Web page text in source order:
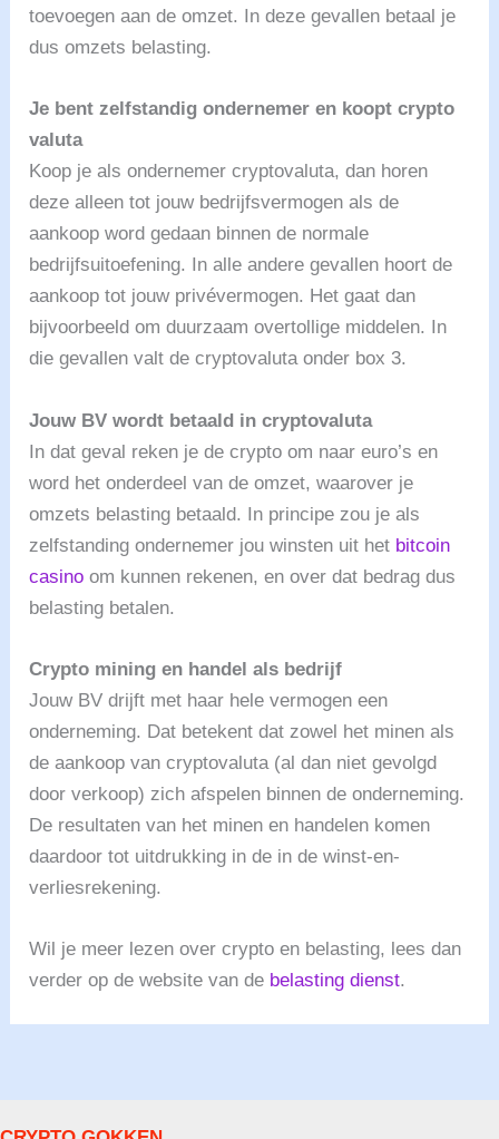
toevoegen aan de omzet. In deze gevallen betaal je
dus omzets belasting.
Je bent zelfstandig ondernemer en koopt crypto
valuta
Koop je als ondernemer cryptovaluta, dan horen
deze alleen tot jouw bedrijfsvermogen als de
aankoop word gedaan binnen de normale
bedrijfsuitoefening. In alle andere gevallen hoort de
aankoop tot jouw privévermogen. Het gaat dan
bijvoorbeeld om duurzaam overtollige middelen. In
die gevallen valt de cryptovaluta onder box 3.
Jouw BV wordt betaald in cryptovaluta
In dat geval reken je de crypto om naar euro’s en
word het onderdeel van de omzet, waarover je
omzets belasting betaald. In principe zou je als
zelfstanding ondernemer jou winsten uit het bitcoin
casino om kunnen rekenen, en over dat bedrag dus
belasting betalen.
Crypto mining en handel als bedrijf
Jouw BV drijft met haar hele vermogen een
onderneming. Dat betekent dat zowel het minen als
de aankoop van cryptovaluta (al dan niet gevolgd
door verkoop) zich afspelen binnen de onderneming.
De resultaten van het minen en handelen komen
daardoor tot uitdrukking in de in de winst-en-
verliesrekening.
Wil je meer lezen over crypto en belasting, lees dan
verder op de website van de belasting dienst.